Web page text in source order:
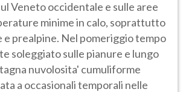
Veneto occidentale e sulle aree
minime in calo, soprattutto
e prealpine. Nel pomeriggio tempo
soleggiato sulle pianure e lungo
nuvolosita' cumuliforme
a occasionali temporali nelle